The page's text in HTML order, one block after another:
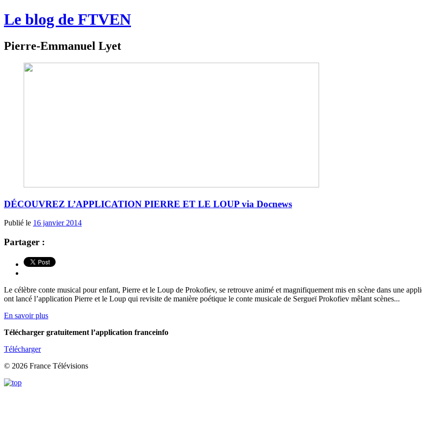
Le blog de FTVEN
Pierre-Emmanuel Lyet
DÉCOUVREZ L’APPLICATION PIERRE ET LE LOUP via Docnews
Publié le 16 janvier 2014
Partager :
Le célèbre conte musical pour enfant, Pierre et le Loup de Prokofiev, se retrouve animé et magnifiquement mis en scène dans une
ont lancé l’application Pierre et le Loup qui revisite de manière poétique le conte musicale de Sergueï Prokofiev mêlant scènes...
En savoir plus
Télécharger gratuitement l’application franceinfo
Télécharger
© 2026 France Télévisions